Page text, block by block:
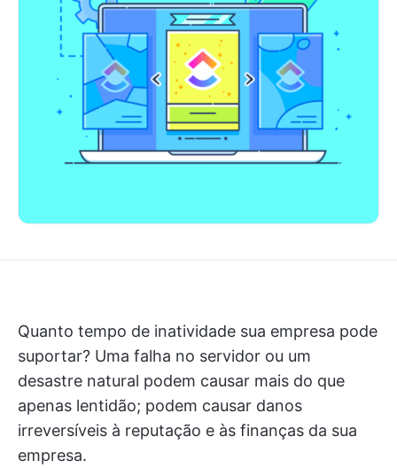
Quanto tempo de inatividade sua empresa pode
suportar? Uma falha no servidor ou um
desastre natural podem causar mais do que
apenas lentidão; podem causar danos
irreversíveis à reputação e às finanças da sua
empresa.